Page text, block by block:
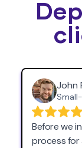
John
Before we
process for